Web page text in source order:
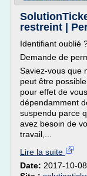
restreint |
Identifiant oublié
Demande de
Saviez-vous que
peut être
pour effet de
dépendamment
suspendu parce
avez besoin de
travail,...
Lire la suite
Date: 2017-10-